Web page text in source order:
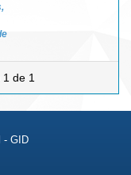
de 1
- GID